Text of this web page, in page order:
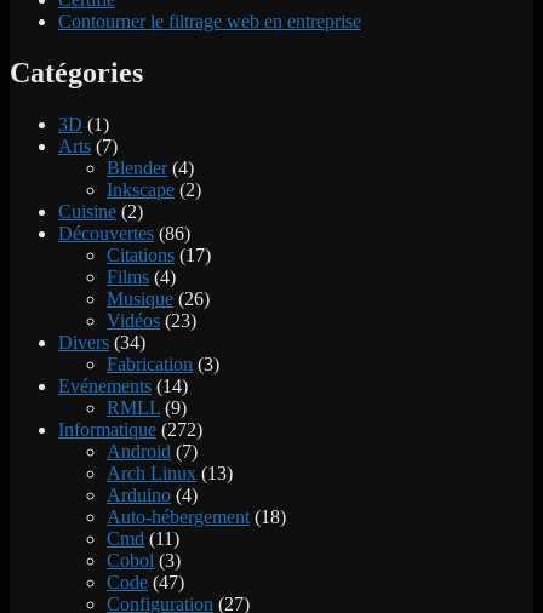
Contourner le filtrage web en entreprise
Catégories
3D (1)
Arts (7)
Blender(4)
Inkscape (2)
Cuisine (2)
Découvertes (86)
Citations (17)
Films (4)
Musique (26)
Vidéos (23)
Divers (34)
Fabrication (3)
Evénements (14)
RMLL (9)
Informatique (272)
Android (7)
Arch Linux (13)
Arduino (4)
Auto-hébergement (18)
Cmd (11)
Cobol (3)
Code (47)
Configuration (27)